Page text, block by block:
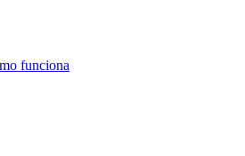
funciona